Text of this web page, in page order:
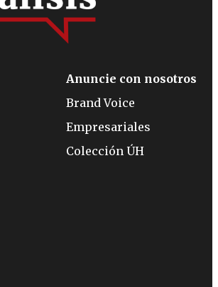
Anuncie con nosotros
Brand Voice
Empresariales
Colección ÚH